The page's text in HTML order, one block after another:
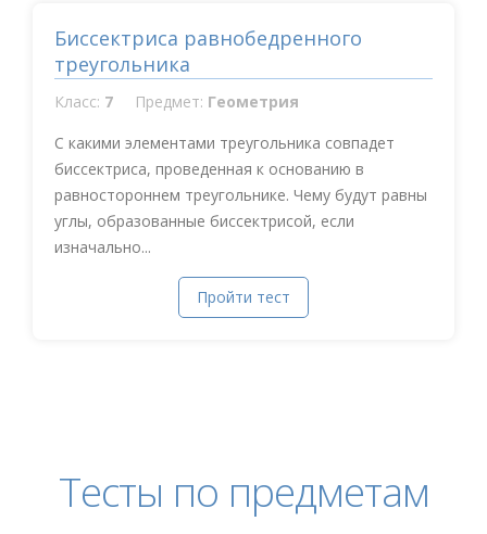
Биссектриса равнобедренного
треугольника
Класс: 7 Предмет: Геометрия
С какими элементами треугольника совпадет
биссектриса, проведенная к основанию в
равностороннем треугольнике. Чему будут равны
углы, образованные биссектрисой, если
изначально...
Пройти тест
Тесты по предметам